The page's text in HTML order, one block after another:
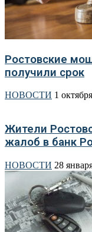
Ростовские
получили срок
НОВОСТИ 1
Жители
жалоб в банк
НОВОСТИ 28